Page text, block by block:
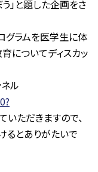
」と題した企画をさ
グラムを医学生に体
についてディスカッ
ネル
いただきますので、
るとありがたいで